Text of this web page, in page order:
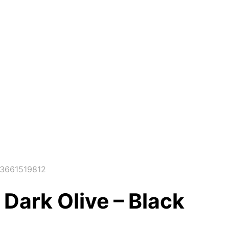
Olive – Black